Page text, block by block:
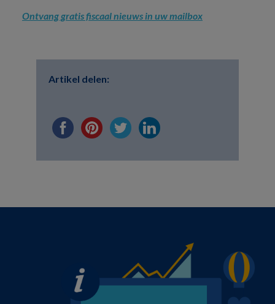
Ontvang gratis fiscaal nieuws in uw mailbox
Artikel delen: